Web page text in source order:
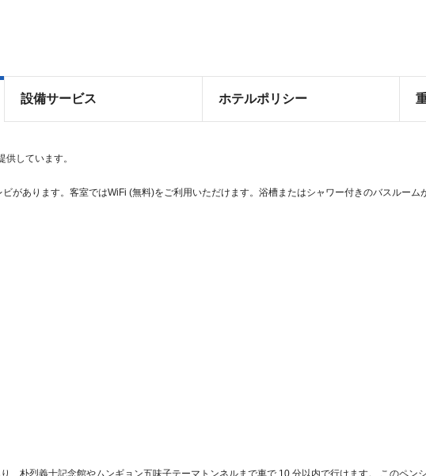
設備サービス ホテルポリシー
しています。
があります。客室ではWiFi (無料)をご利用いただけます。浴槽またはシャワー付きのバスルーム
、朴烈義士記念館やムンギョン五味子テーマトンネルまで車で 10 分以内で行けます。 このペン